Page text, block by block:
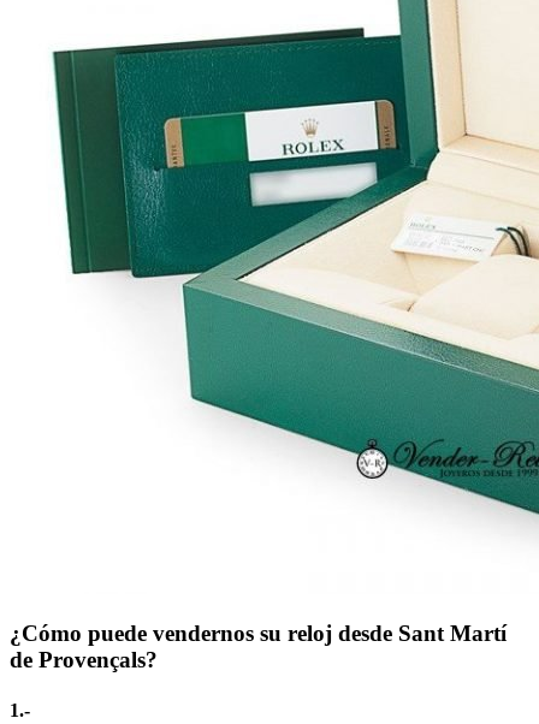
¿Cómo puede vendernos su reloj desde Sant Martí
de Provençals?
1.-